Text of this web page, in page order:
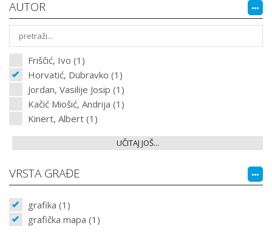
AUTOR
Friščić, Ivo (1)
Horvatić, Dubravko (1)
Jordan, Vasilije Josip (1)
Kačić Miošić, Andrija (1)
Kinert, Albert (1)
UČITAJ JOŠ...
VRSTA GRAĐE
grafika (1)
grafička mapa (1)